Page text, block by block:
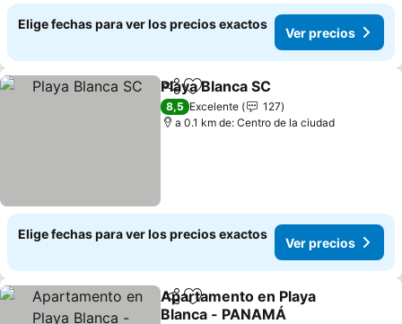
Elige fechas para ver los precios exactos
Ver precios
CompartirAgregar a favoritos
Playa Blanca SC
8,5 Excelente
127
a 0.1 km de: Centro de la ciudad
Elige fechas para ver los precios exactos
Ver precios
CompartirAgregar a favoritos
Apartamento en Playa
Blanca - PANAMÁ